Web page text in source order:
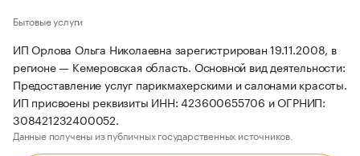
Бытовые услуги
ИП Орлова Ольга Николаевна зарегистрирован 19.11.2008, в
регионе — Кемеровская область. Основной вид деятельности:
Предоставление услуг парикмахерскими и салонами красоты.
ИП присвоены реквизиты ИНН: 423600655706 и ОГРНИП:
308421232400052.
Данные получены из публичных государственных источников.